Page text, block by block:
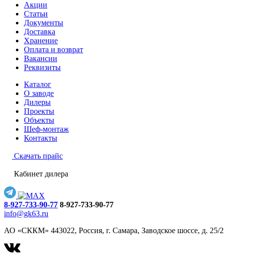
Акции
Статьи
Документы
Доставка
Хранение
Оплата и возврат
Вакансии
Реквизиты
Каталог
О заводе
Дилеры
Проекты
Объекты
Шеф-монтаж
Контакты
Скачать прайс
Кабинет дилера
8-927-733-90-77 8-927-733-90-77
info@gk63.ru
АО «СККМ» 443022, Россия, г. Самара, Заводское шоссе, д. 25/2